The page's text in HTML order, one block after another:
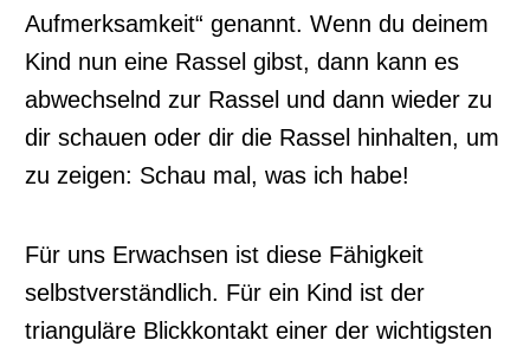
Aufmerksamkeit“ genannt. Wenn du deinem
Kind nun eine Rassel gibst, dann kann es
abwechselnd zur Rassel und dann wieder zu
dir schauen oder dir die Rassel hinhalten, um
zu zeigen: Schau mal, was ich habe!
Für uns Erwachsen ist diese Fähigkeit
selbstverständlich. Für ein Kind ist der
trianguläre Blickkontakt einer der wichtigsten